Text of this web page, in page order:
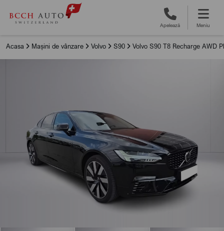
Apelează Meniu
Acasa Mașini de vânzare Volvo S90 Volvo S90 T8 Recharge AWD